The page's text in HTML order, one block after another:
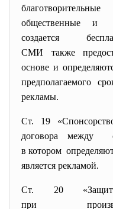
общественные и
создается
СМИ также
основе и
предполагаемого
рекламы.
Ст. 19
договора между
в котором
является рекламой.
Ст. 20
при